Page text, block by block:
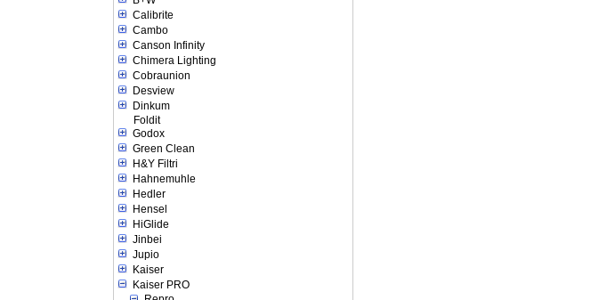
Calibrite
Cambo
Canson Infinity
Chimera Lighting
Cobraunion
Desview
Dinkum
Foldit
Godox
Green Clean
H&Y Filtri
Hahnemuhle
Hedler
Hensel
HiGlide
Jinbei
Jupio
Kaiser
Kaiser PRO